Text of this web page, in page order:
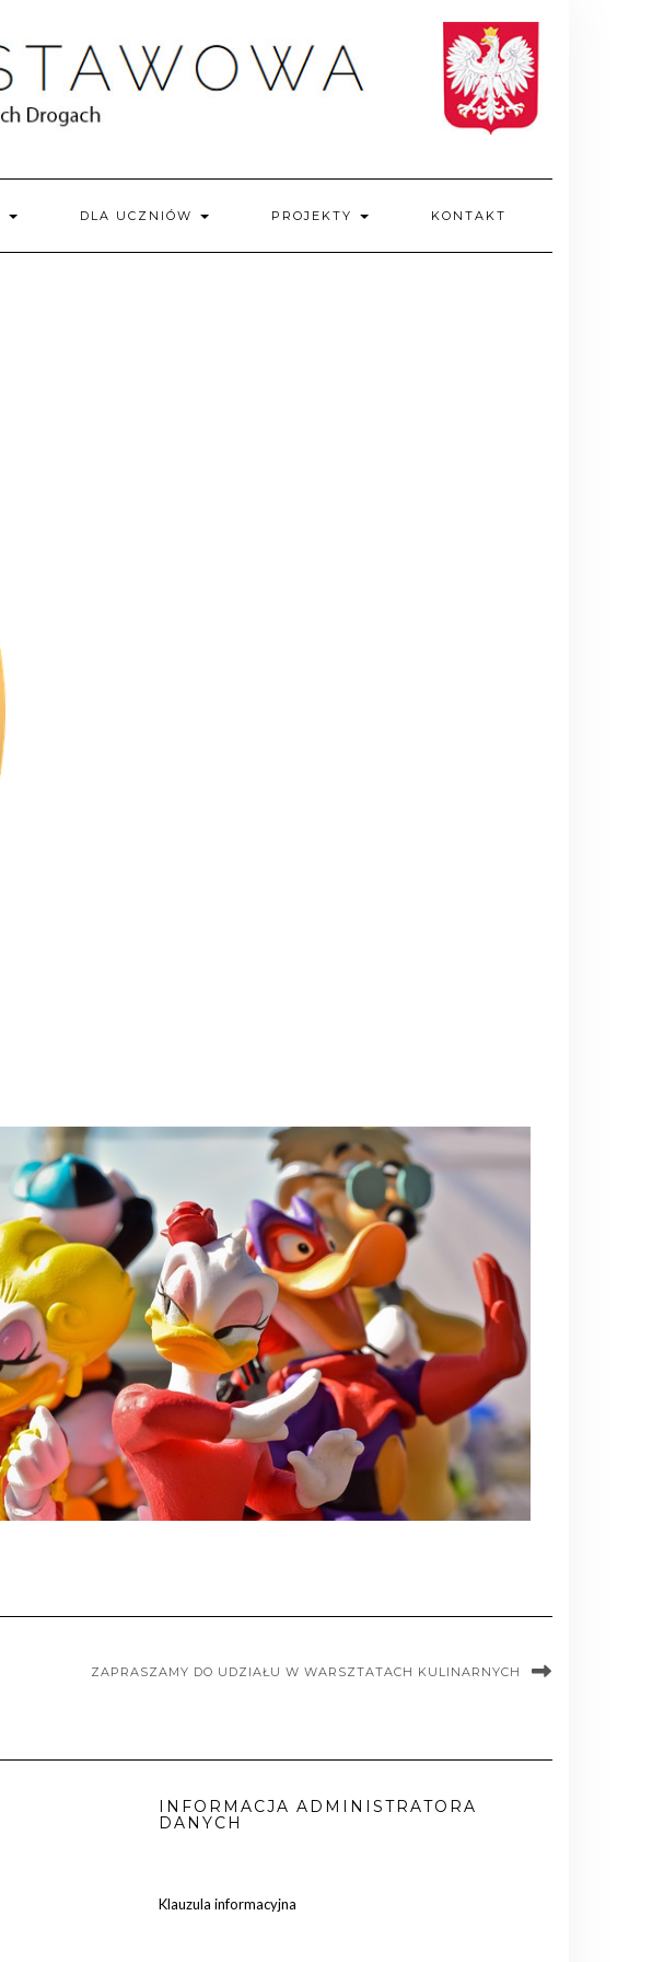
DLA UCZNIÓW PROJEKTY KONTAKT
ZAPRASZAMY DO UDZIAŁU W WARSZTATACH KULINARNYCH
INFORMACJA ADMINISTRATORA
DANYCH
Klauzula informacyjna